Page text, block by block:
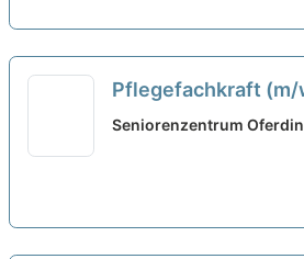
Pflegefachkraft
(50-80%) - Deine
Seniorenzentrum